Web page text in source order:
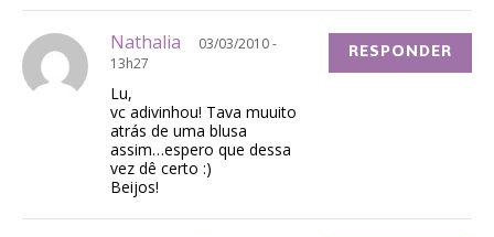
Nathalia
03/03/2010 -
13h27
Lu,
vc adivinhou! Tava muuito
atrás de uma blusa
assim…espero que dessa
vez dê certo :)
Beijos!
RESPONDER